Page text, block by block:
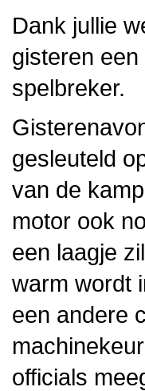
Dank jullie
gisteren
spelbreker.
gesleuteld
van de
motor ook
een laagje
warm wordt
een andere
officials